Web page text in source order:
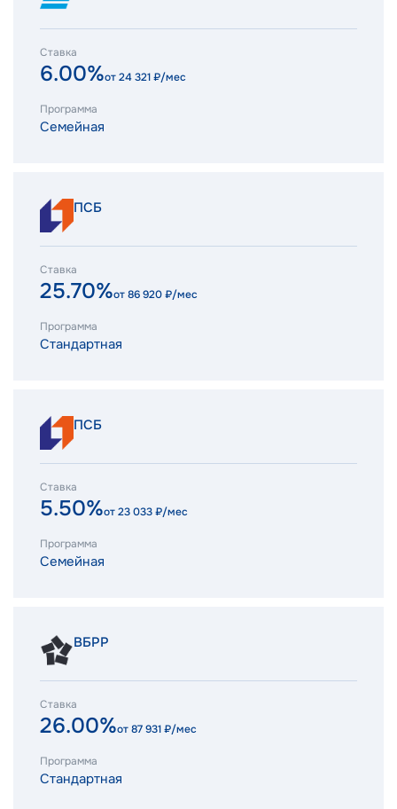
Ставка
6.00%от24 321₽/мес
Программа
Семейная
ПСБ
Ставка
25.70%от86 920₽/мес
Программа
Стандартная
ПСБ
Ставка
5.50%от23 033₽/мес
Программа
Семейная
ВБРР
Ставка
26.00%от87 931₽/мес
Программа
Стандартная